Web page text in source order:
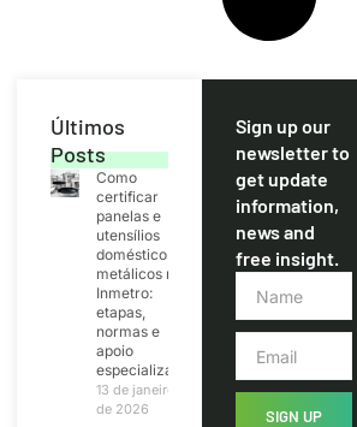
Últimos
Posts
Como
certificar
panelas e
utensílios
domésticos
metálicos no
Inmetro:
etapas,
normas e
apoio
especializado
13 de janeiro
de 2026
Sign up our
newsletter to
get update
information,
news and
free insight.
SIGN UP